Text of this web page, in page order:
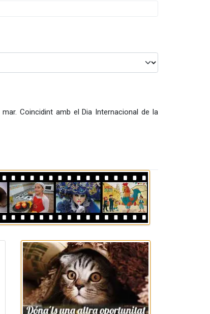
Coincidint amb el Dia Internacional de la